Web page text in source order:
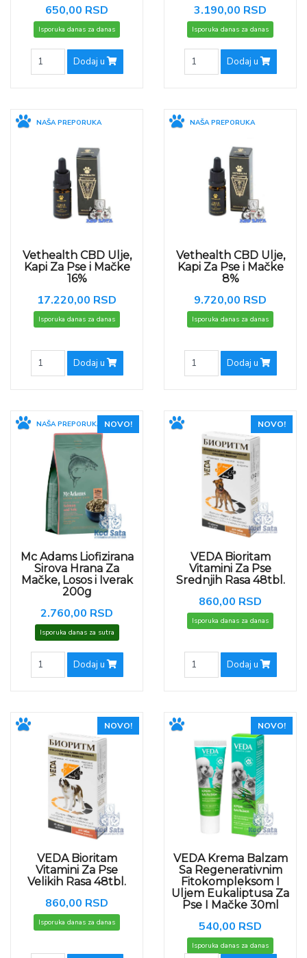
650,00 RSD
Isporuka danas za danas
Dodaj u
3.190,00 RSD
Isporuka danas za danas
Dodaj u
NAŠA PREPORUKA
Vethealth CBD Ulje,
Kapi Za Pse i Mačke
16%
17.220,00 RSD
Isporuka danas za danas
Dodaj u
NAŠA PREPORUKA
Vethealth CBD Ulje,
Kapi Za Pse i Mačke
8%
9.720,00 RSD
Isporuka danas za danas
Dodaj u
NOVO!
NAŠA PREPORUKA
Mc Adams Liofizirana
Sirova Hrana Za
Mačke, Losos i Iverak
200g
2.760,00 RSD
Isporuka danas za sutra
Dodaj u
NOVO!
VEDA Bioritam
Vitamini Za Pse
Srednjih Rasa 48tbl.
860,00 RSD
Isporuka danas za danas
Dodaj u
NOVO!
VEDA Bioritam
Vitamini Za Pse
Velikih Rasa 48tbl.
860,00 RSD
Isporuka danas za danas
NOVO!
VEDA Krema Balzam
Sa Regenerativnim
Fitokompleksom I
Uljem Eukaliptusa Za
Pse I Mačke 30ml
540,00 RSD
Isporuka danas za danas